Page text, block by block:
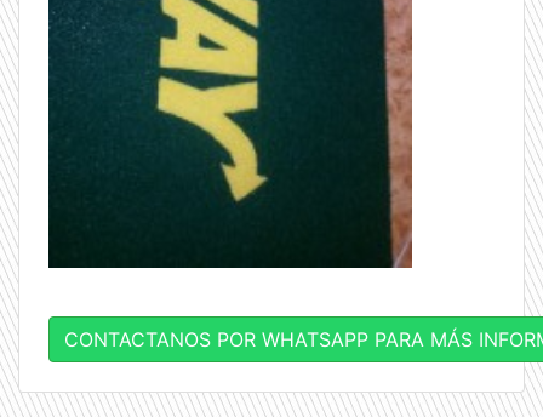
CONTACTANOS POR WHATSAPP PARA MÁS